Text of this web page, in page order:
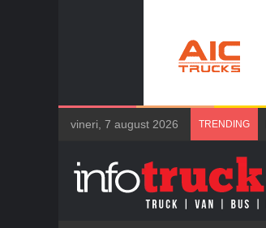
vineri, 7 august 2026 TRENDING